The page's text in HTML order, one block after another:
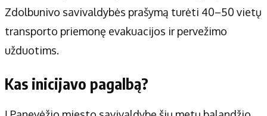
Zdolbunivo savivaldybės prašymą turėti 40–50 vietų
transporto priemonę evakuacijos ir pervežimo
užduotims.
Kas inicijavo pagalbą?